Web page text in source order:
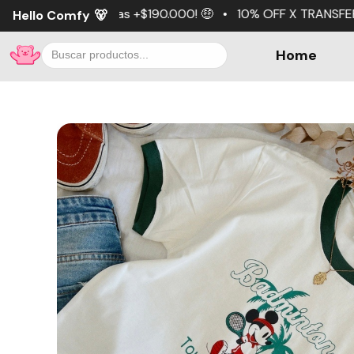
Hello Comfy 🐻
🤑 • 10% OFF X TRANSFERENCIA 💵 • 3
Home